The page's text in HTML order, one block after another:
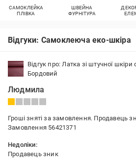
САМОКЛЕЙКА
ПЛІВКА
ШВЕЙНА
ФУРНІТУРА
Відгуки: Самоклеюча еко-шкіра
Відгук про: Латка зі штучної
Бордовий
Людмила
Гроші зняті за замовлення. Продавець
Замовлення 56421371
Недоліки:
Продавець зник